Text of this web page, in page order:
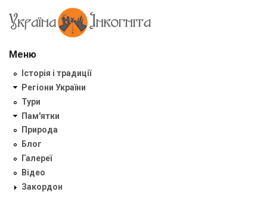
Меню
Історія і традиції
Регіони України
Тури
Пам'ятки
Природа
Блог
Галереї
Відео
Закордон